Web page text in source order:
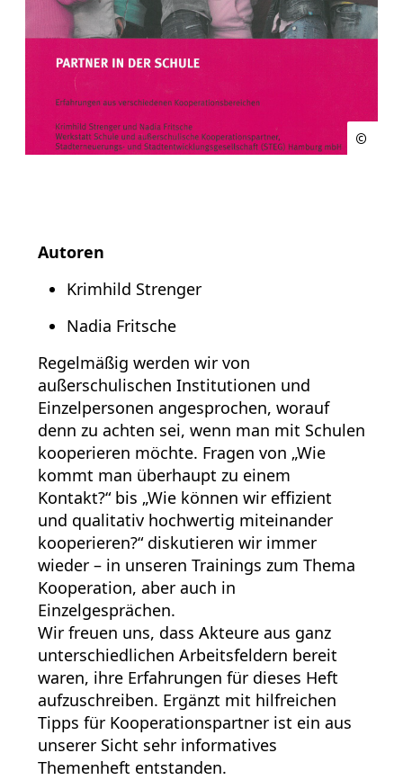
Autoren
Krimhild Strenger
Nadia Fritsche
Regelmäßig werden wir von
außerschulischen Institutionen und
Einzelpersonen angesprochen, worauf
denn zu achten sei, wenn man mit Schulen
kooperieren möchte. Fragen von „Wie
kommt man überhaupt zu einem
Kontakt?“ bis „Wie können wir effizient
und qualitativ hochwertig miteinander
kooperieren?“ diskutieren wir immer
wieder – in unseren Trainings zum Thema
Kooperation, aber auch in
Einzelgesprächen.
Wir freuen uns, dass Akteure aus ganz
unterschiedlichen Arbeitsfeldern bereit
waren, ihre Erfahrungen für dieses Heft
aufzuschreiben. Ergänzt mit hilfreichen
Tipps für Kooperationspartner ist ein aus
unserer Sicht sehr informatives
Themenheft entstanden.